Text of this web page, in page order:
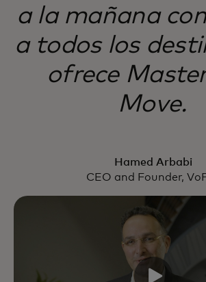
a la mañana
a todos los
ofrece
Move.
Hamed Arbabi
CEO and Founder,